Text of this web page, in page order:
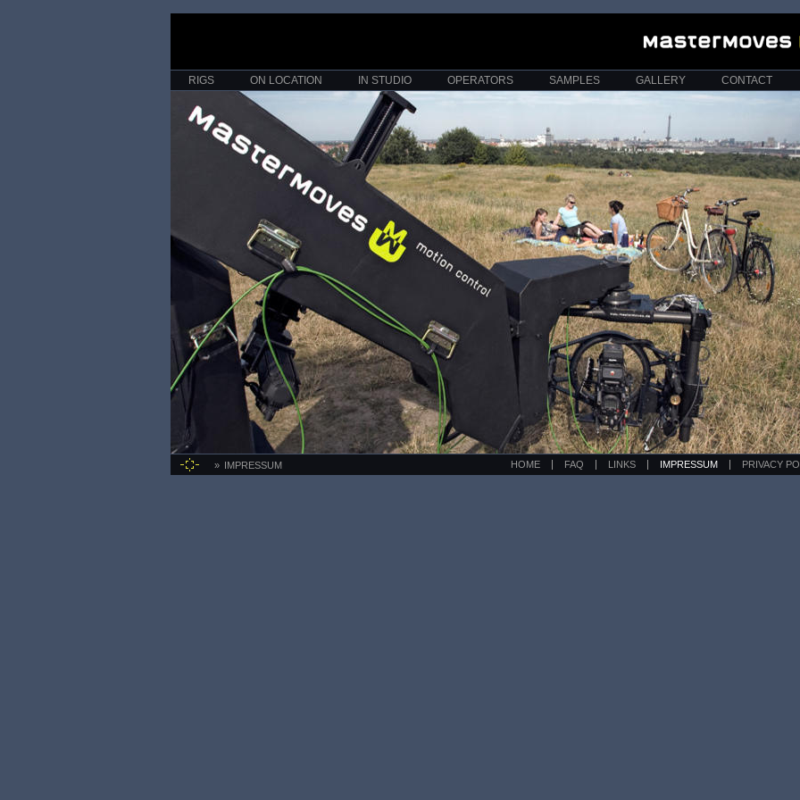
RIGS ON LOCATION IN STUDIO OPERATORS SAMPLES GALLERY CONTACT
IMPRESSUM HOME FAQ LINKS IMPRESSUM PRIVACY